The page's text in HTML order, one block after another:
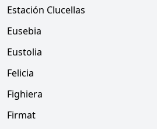
Estación Clucellas
Eusebia
Eustolia
Felicia
Fighiera
Firmat